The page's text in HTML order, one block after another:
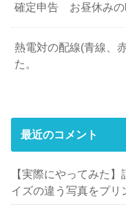
確定申告 お昼休みの
熱電対の配線(青線、
た。
最近のコメント
【実際にやってみた
イズの違う写真をプリ